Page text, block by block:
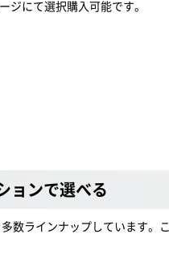
ジにて選択購入可能です。
ョンで選べる
数ラインナップしています